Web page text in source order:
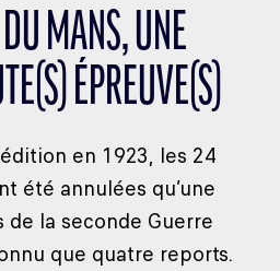
MANS, UNE
ÉPREUVE(S)
en 1923, les 24
été annulées qu’une
la seconde Guerre
que quatre reports.